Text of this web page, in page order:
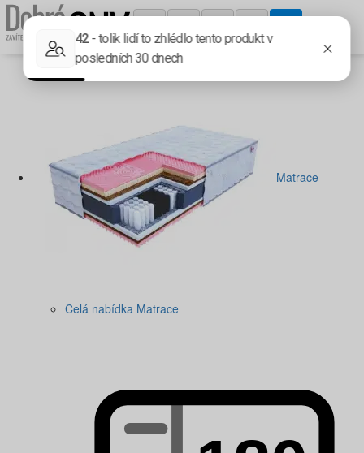
Matrace
Celá nabídka Matrace